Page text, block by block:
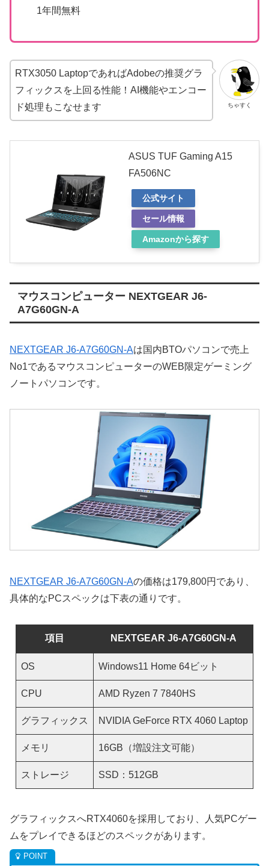
1年間無料
ちゃすく
RTX3050 LaptopであればAdobeの推奨グラ
フィックスを上回る性能！AI機能やエンコー
ド処理もこなせます
ASUS TUF Gaming A15
FA506NC
公式サイト
セール情報
Amazonから探す
マウスコンピューター NEXTGEAR J6-
A7G60GN-A
NEXTGEAR J6-A7G60GN-Aは国内BTOパソコンで売上
No1であるマウスコンピューターのWEB限定ゲーミング
ノートパソコンです。
NEXTGEAR J6-A7G60GN-Aの価格は179,800円であり、
具体的なPCスペックは下表の通りです。
項目 NEXTGEAR J6-A7G60GN-A
OS Windows11 Home 64ビット
CPU AMD Ryzen 7 7840HS
グラフィックス NVIDIA GeForce RTX 4060 Laptop
メモリ 16GB（増設注文可能）
ストレージ SSD：512GB
グラフィックスへRTX4060を採用しており、人気PCゲー
ムをプレイできるほどのスペックがあります。